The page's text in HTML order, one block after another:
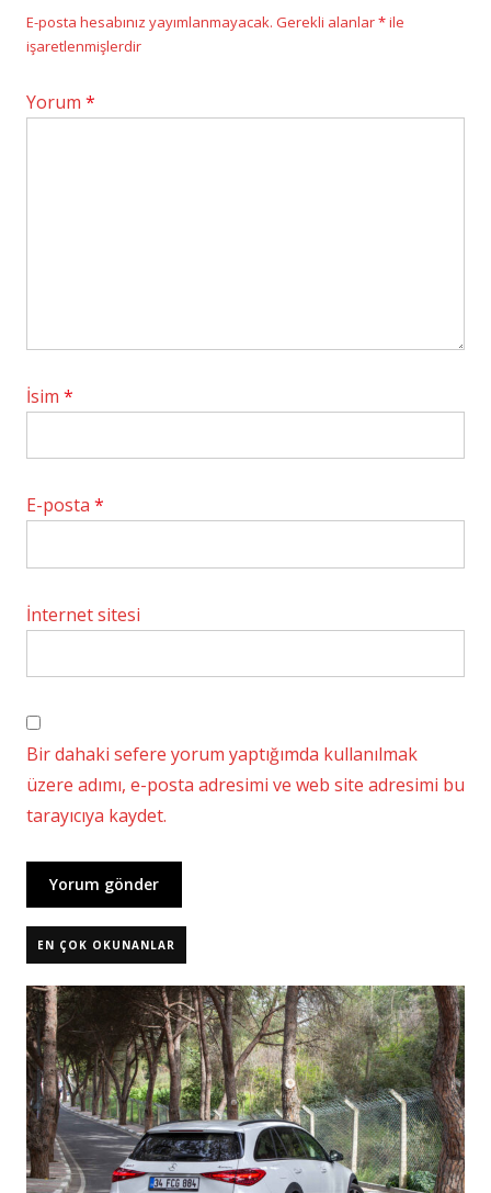
E-posta hesabınız yayımlanmayacak. Gerekli alanlar*ile
işaretlenmişlerdir
Yorum *
İsim *
E-posta *
İnternet sitesi
Bir dahaki sefere yorum yaptığımda kullanılmak
üzere adımı, e-posta adresimi ve web site adresimi bu
tarayıcıya kaydet.
EN ÇOK OKUNANLAR